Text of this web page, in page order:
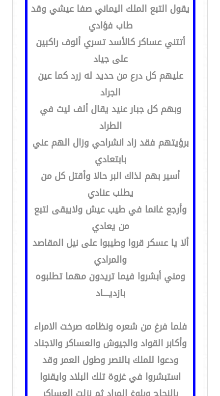
يقول التبع الملك اليماني صفا عيشي وقد
طاب فؤادي
أتتني عساكر كالأسد تسري ألوف راكبين
على جياد
عليهم كل درع من حديد له زرد كما عين
الجراد
وبهم كل جبار عنيد يقال ألف ليث في
الطراد
برؤيتهم فقد زاد انشراحي وزال الهم عني
بابتعادي
أسير بهم لذاك البر حالا وأقتل كل من
يطلب عنادي
وأرجع غانما في طيب عيش ولايبقى لتبع
من يعادي
ألا يا عسكر قروا وطيبوا على نيل المقاصد
والمرادي
ومني أبشروا فيما تريدون مهما تطلبوه
بازديــــاد
فلما فرغ من شعره ونظامه صرخت الامراء
وأكابر القواد والجيوش والعساكر والاجناد
ودعوا للملك بالنصر وطول العمر وقد
استبشروا في غزوة تلك البلاد وايقنوا